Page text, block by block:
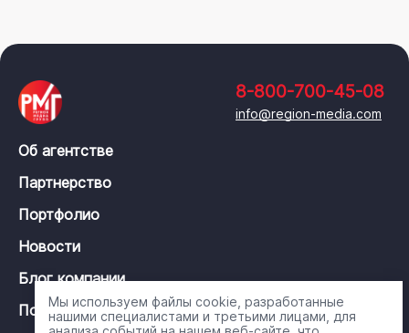
8-800-700-45-08
info@region-media.com
Об агентстве
Партнерство
Портфолио
Новости
Блог компании
Политика конфиденциальности
Мы используем файлы cookie, разработанные
нашими специалистами и третьими лицами, для